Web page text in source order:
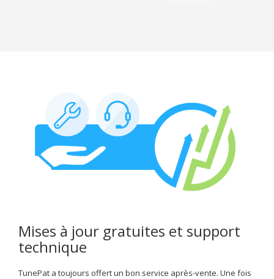
Mises à jour gratuites et support
technique
TunePat a toujours offert un bon service après-vente. Une fois